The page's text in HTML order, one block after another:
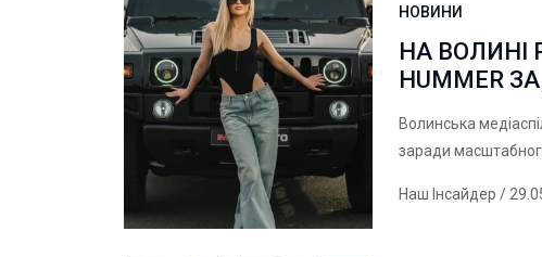
НОВИНИ
НА ВОЛИНІ
HUMMER
Волинська
заради
Наш Інсайдер /